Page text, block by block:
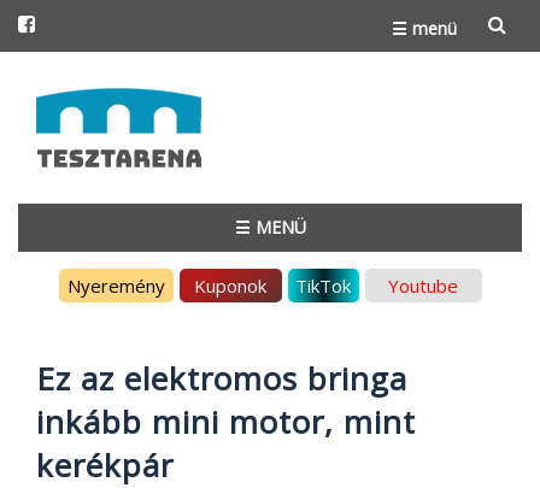
☰ menü
to
content
☰ MENÜ
Nyeremény Kuponok TikTok Youtube
Ez az elektromos bringa
inkább mini motor, mint
kerékpár